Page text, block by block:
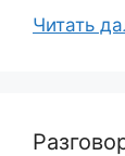
Читать